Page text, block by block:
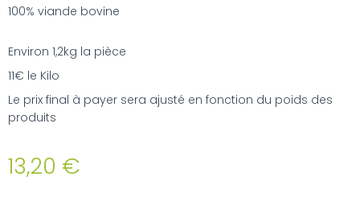
100% viande bovine
Environ 1,2kg la pièce
11€ le Kilo
Le prix final à payer sera ajusté en fonction du poids des
produits
13,20 €